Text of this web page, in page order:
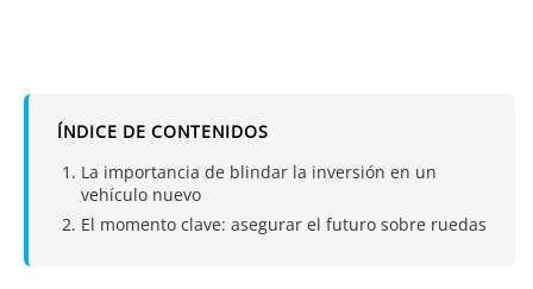
ÍNDICE DE CONTENIDOS
La importancia de blindar la inversión en un
vehículo nuevo
El momento clave: asegurar el futuro sobre ruedas